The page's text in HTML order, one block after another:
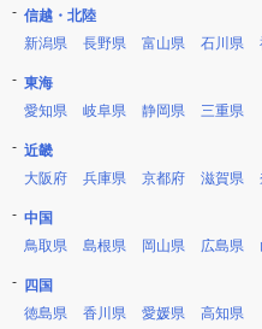
信越・北陸
新潟県
長野県 富山県 石川県
東海
愛知県
岐阜県 静岡県 三重県
近畿
大阪府
兵庫県 京都府 滋賀県
中国
鳥取県
島根県 岡山県 広島県
四国
徳島県
香川県 愛媛県 高知県